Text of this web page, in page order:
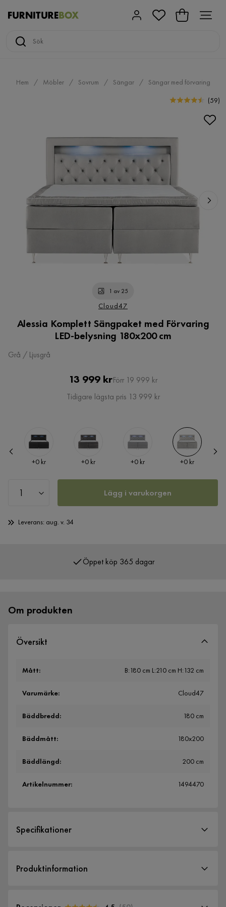
Hem Möbler Sovrum Sängar
Sängar med förvaring
(59)
1 av 25
Cloud47
Alessia Komplett Sängpaket med Förvaring
LED-belysning 180x200 cm
Grå / Ljusgrå
Pris
13 999 krOriginal
Pris
Förr 19 999 kr
Tidigare lägsta pris 13 999 kr
Pris
+0 kr Pris
+0 kr Pris
+0 kr Pris
+0 kr
Lägg i varukorgen
Leverans: aug. v. 34
Öppet köp 365 dagar
Om produkten
Översikt
Mått: B:180 cm L:210 cm H:132 cm
Varumärke: Cloud47
Bäddbredd: 180 cm
Bäddmått: 180x200
Bäddlängd: 200 cm
Artikelnummer: 1494470
Specifikationer
Storlek
Produktinformation